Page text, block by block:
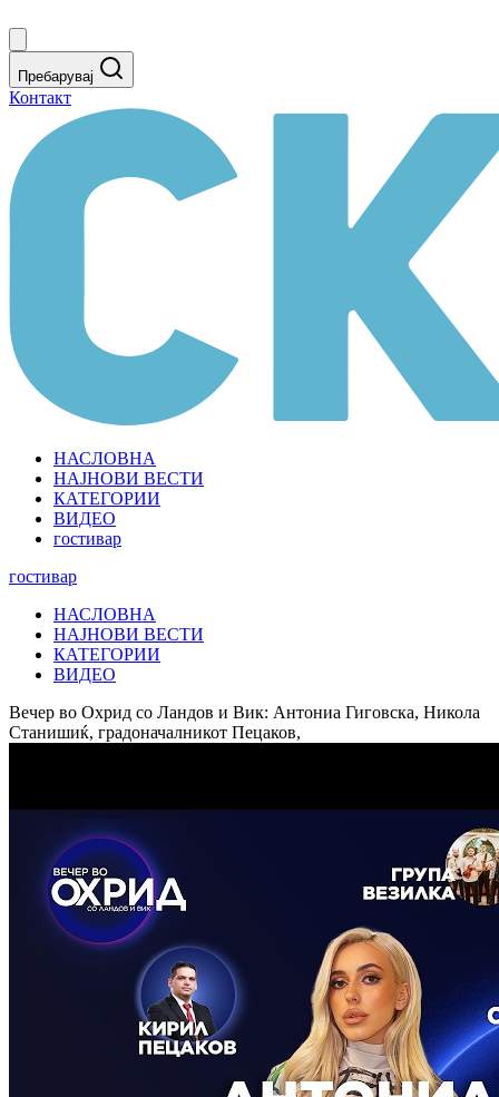
Пребарувај
Контакт
НАСЛОВНА
НАЈНОВИ ВЕСТИ
КАТЕГОРИИ
ВИДЕО
гостивар
гостивар
НАСЛОВНА
НАЈНОВИ ВЕСТИ
КАТЕГОРИИ
ВИДЕО
Вечер во Охрид со Ландов и Вик: Антониа Гиговска, Никола
Станишиќ, градоначалникот Пецаков,